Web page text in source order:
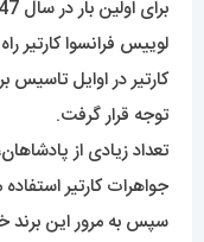
لوییس فرانسوا کارتیر
کارتیر در اوایل تاسیس
توجه قرار گرفت.
تعداد زیادی از
جواهرات کارتیر
سپس به مرور این برند